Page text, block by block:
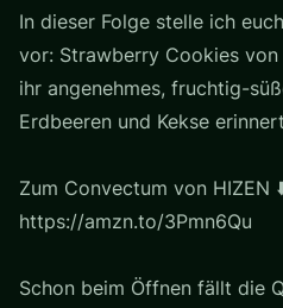
In dieser Folge stelle ich
vor: Strawberry Cookies
ihr angenehmes, fruchtig-
Erdbeeren und Kekse
Zum Convectum von HIZEN
https://amzn.to/3Pmn6Qu
Schon beim Öffnen fällt die